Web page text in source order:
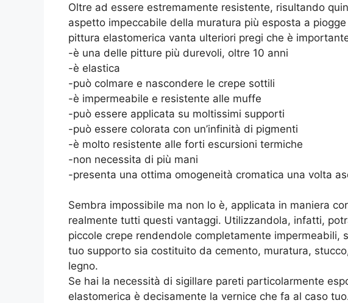
Oltre ad essere estremamente resistente, risultando
aspetto impeccabile della muratura più esposta a
pittura elastomerica vanta ulteriori pregi che è
-è una delle pitture più durevoli, oltre 10 anni
-è elastica
-può colmare e nascondere le crepe sottili
-è impermeabile e resistente alle muffe
-può essere applicata su moltissimi supporti
-può essere colorata con un’infinità di pigmenti
-è molto resistente alle forti escursioni termiche
-non necessita di più mani
-presenta una ottima omogeneità cromatica una volta
Sembra impossibile ma non lo è, applicata in maniera
realmente tutti questi vantaggi. Utilizzandola, infatti,
piccole crepe rendendole completamente impermeabili,
tuo supporto sia costituito da cemento, muratura,
legno.
Se hai la necessità di sigillare pareti particolarmente
elastomerica è decisamente la vernice che fa al caso